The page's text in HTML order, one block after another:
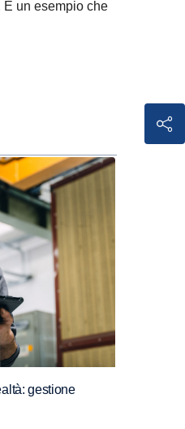
un esempio che
gestione